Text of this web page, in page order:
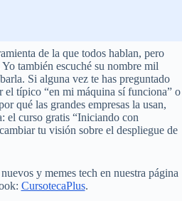
de la que todos hablan, pero
también escuché su nombre mil
Si alguna vez te has preguntado
el típico “en mi máquina sí funciona” o
qué las grandes empresas la usan,
el curso gratis “Iniciando con
tu visión sobre el despliegue de
y memes tech en nuestra página
CursotecaPlus.